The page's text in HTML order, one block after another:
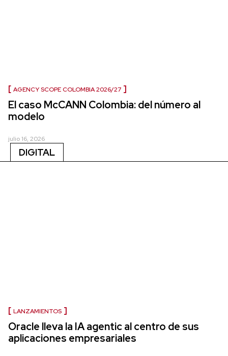
AGENCY SCOPE COLOMBIA 2026/27
El caso McCANN Colombia: del número al
modelo
julio 16, 2026
DIGITAL
LANZAMIENTOS
Oracle lleva la IA agentic al centro de sus
aplicaciones empresariales